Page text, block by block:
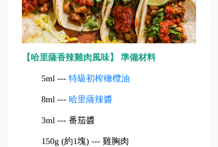
【哈里薩香辣雞肉風味】 準備材料
5ml --- 特級初榨橄欖油
8ml --- 哈里薩辣醬
3ml --- 番茄醬
150g (約1塊) --- 雞胸肉